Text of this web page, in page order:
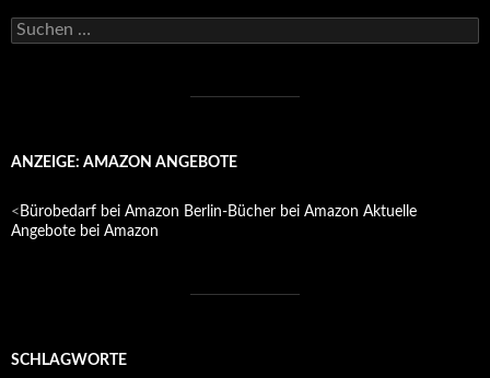
Suchen
nach:
ANZEIGE: AMAZON ANGEBOTE
< Bürobedarf bei Amazon Berlin-Bücher bei Amazon Aktuelle
Angebote bei Amazon
SCHLAGWORTE